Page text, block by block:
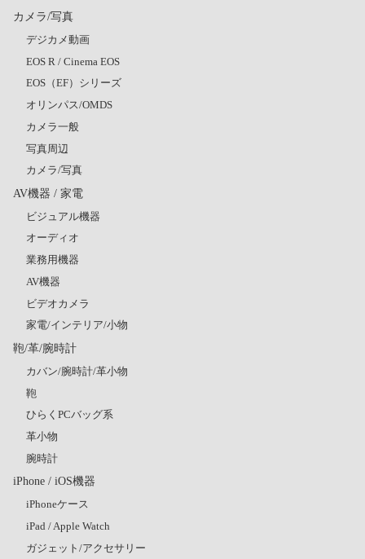
カメラ/写真
デジカメ動画
EOS R / Cinema EOS
EOS（EF）シリーズ
オリンパス/OMDS
カメラ一般
写真周辺
カメラ/写真
AV機器 / 家電
ビジュアル機器
オーディオ
業務用機器
AV機器
ビデオカメラ
家電/インテリア/小物
鞄/革/腕時計
カバン/腕時計/革小物
鞄
ひらくPCバッグ系
革小物
腕時計
iPhone / iOS機器
iPhoneケース
iPad / Apple Watch
ガジェット/アクセサリー